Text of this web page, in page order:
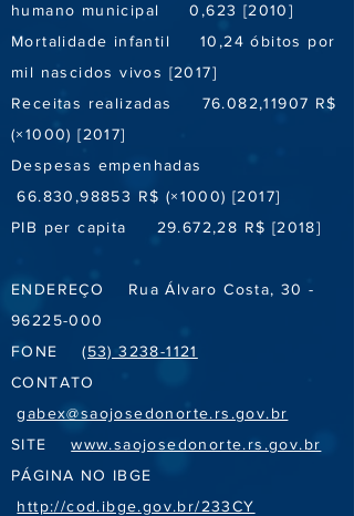
humano municipal 0,623 [2010]
Mortalidade infantil 10,24 óbitos por
mil nascidos vivos [2017]
Receitas realizadas 76.082,11907 R$
(×1000) [2017]
Despesas empenhadas
66.830,98853 R$ (×1000) [2017]
PIB per capita 29.672,28 R$ [2018]
ENDEREÇO Rua Álvaro Costa, 30 -
96225-000
FONE(53) 3238-1121
CONTATO
gabex@saojosedonorte.rs.gov.br
SITEwww.saojosedonorte.rs.gov.br
PÁGINA NO IBGE
http://cod.ibge.gov.br/233CY